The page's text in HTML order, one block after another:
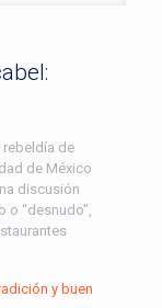
rebeldía de
de México
discusión
“desnudo”,
y buen